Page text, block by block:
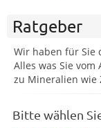
Ratgeber
Wir haben für Sie
Alles was Sie
zu Mineralien wie
Bitte wählen